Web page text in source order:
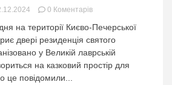
0 Коментарівв
Свята
наближаються:
у
Києво-
на території Києво-Печерської
двері резиденція святого
у Великій лаврській
на казковий простір для
це повідомили...